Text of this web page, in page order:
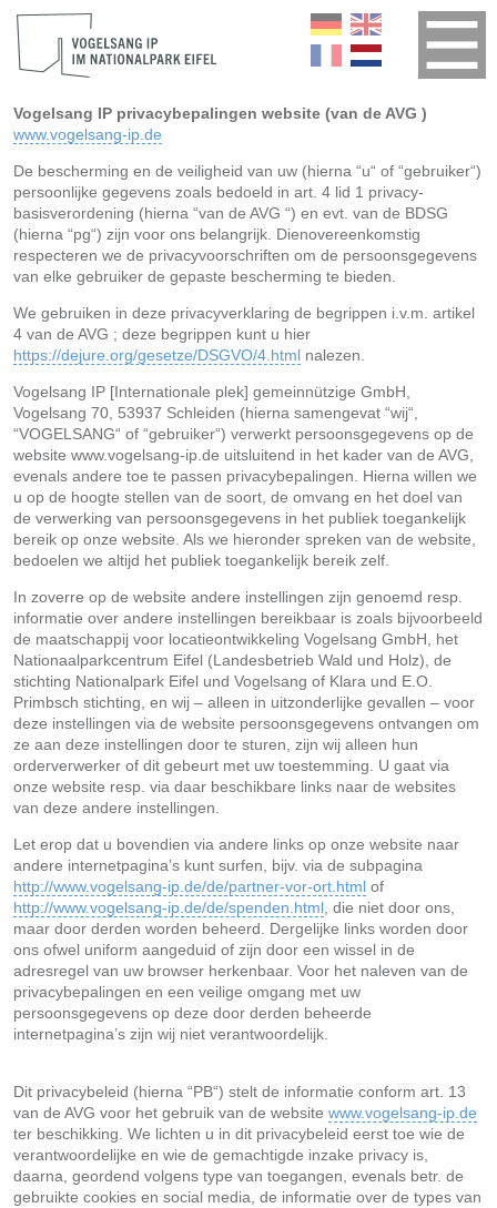
Vogelsang IP privacybepalingen website (van de AVG )
www.vogelsang-ip.de
De bescherming en de veiligheid van uw (hierna “u“ of “gebruiker“)
persoonlijke gegevens zoals bedoeld in art. 4 lid 1 privacy-
basisverordening (hierna “van de AVG “) en evt. van de BDSG
(hierna “pg“) zijn voor ons belangrijk. Dienovereenkomstig
respecteren we de privacyvoorschriften om de persoonsgegevens
van elke gebruiker de gepaste bescherming te bieden.
We gebruiken in deze privacyverklaring de begrippen i.v.m. artikel
4 van de AVG ; deze begrippen kunt u hier
https://dejure.org/gesetze/DSGVO/4.html nalezen.
Vogelsang IP [Internationale plek] gemeinnützige GmbH,
Vogelsang 70, 53937 Schleiden (hierna samengevat “wij“,
“VOGELSANG“ of “gebruiker“) verwerkt persoonsgegevens op de
website www.vogelsang-ip.de uitsluitend in het kader van de AVG,
evenals andere toe te passen privacybepalingen. Hierna willen we
u op de hoogte stellen van de soort, de omvang en het doel van
de verwerking van persoonsgegevens in het publiek toegankelijk
bereik op onze website. Als we hieronder spreken van de website,
bedoelen we altijd het publiek toegankelijk bereik zelf.
In zoverre op de website andere instellingen zijn genoemd resp.
informatie over andere instellingen bereikbaar is zoals bijvoorbeeld
de maatschappij voor locatieontwikkeling Vogelsang GmbH, het
Nationaalparkcentrum Eifel (Landesbetrieb Wald und Holz), de
stichting Nationalpark Eifel und Vogelsang of Klara und E.O.
Primbsch stichting, en wij – alleen in uitzonderlijke gevallen – voor
deze instellingen via de website persoonsgegevens ontvangen om
ze aan deze instellingen door te sturen, zijn wij alleen hun
orderverwerker of dit gebeurt met uw toestemming. U gaat via
onze website resp. via daar beschikbare links naar de websites
van deze andere instellingen.
Let erop dat u bovendien via andere links op onze website naar
andere internetpagina’s kunt surfen, bijv. via de subpagina
http://www.vogelsang-ip.de/de/partner-vor-ort.html of
http://www.vogelsang-ip.de/de/spenden.html , die niet door ons,
maar door derden worden beheerd. Dergelijke links worden door
ons ofwel uniform aangeduid of zijn door een wissel in de
adresregel van uw browser herkenbaar. Voor het naleven van de
privacybepalingen en een veilige omgang met uw
persoonsgegevens op deze door derden beheerde
internetpagina’s zijn wij niet verantwoordelijk.
Dit privacybeleid (hierna “PB“) stelt de informatie conform art. 13
van de AVG voor het gebruik van de website www.vogelsang-ip.de
ter beschikking. We lichten u in dit privacybeleid eerst toe wie de
verantwoordelijke en wie de gemachtigde inzake privacy is,
daarna, geordend volgens type van toegangen, evenals betr. de
gebruikte cookies en social media, de informatie over de types van